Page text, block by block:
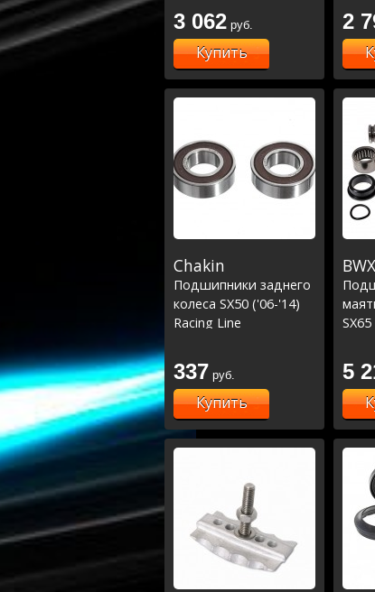
21-23 / TC65 18-
23,SX85 06-23 / MC85
21-23 / TC85 14-23 (22-
1047)
3 062 руб.
Купить
2
Chakin
Подшипники заднего
колеса SX50 ('06-'14)
Racing Line
337 руб.
Купить
BWX
5